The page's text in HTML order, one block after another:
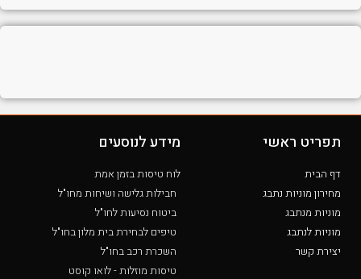
תפריט ראשי
דף הבית
מחירון מוניות נתבג
מוניות מנתבג
מוניות לנתבג
יצירת קשר
מידע לנוסעים
לוח טיסות בזמן אמת
חבילות גלישה ושיחות מחו"ל
ביטוח נסיעות לחו"ל
טיפים לבחירת בית מלון בחו"ל
השכרת רכב בחו"ל
טיסות מוזלות - לואו קוסט